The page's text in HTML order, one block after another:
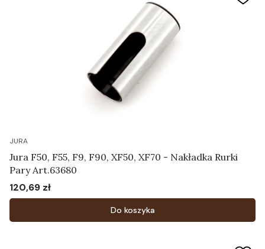
JURA
Jura F50, F55, F9, F90, XF50, XF70 - Nakładka Rurki
Pary Art.63680
Cena
120,69 zł
Do koszyka